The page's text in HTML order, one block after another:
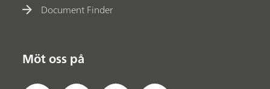
Document Finder
Möt oss på